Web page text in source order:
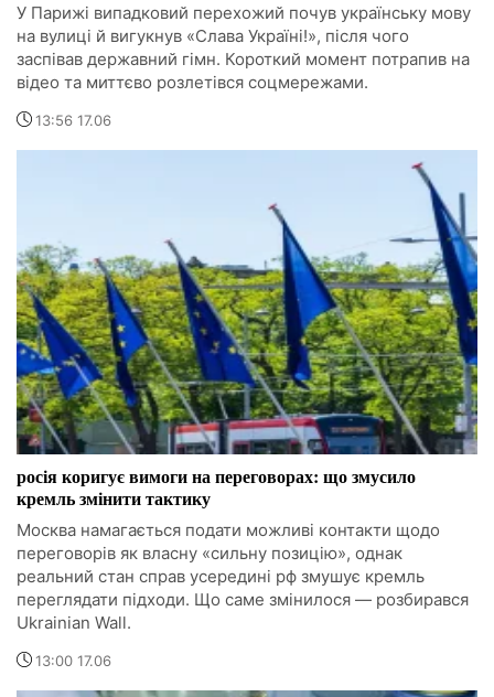
У Парижі випадковий перехожий почув українську мову
на вулиці й вигукнув «Слава Україні!», після чого
заспівав державний гімн. Короткий момент потрапив на
відео та миттєво розлетівся соцмережами.
13:56 17.06
росія коригує вимоги на переговорах: що змусило
кремль змінити тактику
Москва намагається подати можливі контакти щодо
переговорів як власну «сильну позицію», однак
реальний стан справ усередині рф змушує кремль
переглядати підходи. Що саме змінилося — розбирався
Ukrainian Wall.
13:00 17.06